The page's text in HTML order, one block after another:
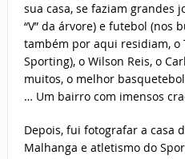
sua casa, se faziam grandes
“V” da árvore) e futebol (nos
também por aqui residiam, o
Sporting), o Wilson Reis, o
muitos, o melhor
… Um bairro com imensos
Depois, fui fotografar a casa
Malhanga e atletismo do